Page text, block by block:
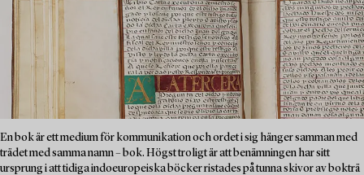
En bok är ett medium för kommunikation och ordet i sig hänger samman med
trädet med samma namn – bok. Högst troligt är att benämningen har sitt
ursprung i att tidiga indoeuropeiska böcker ristades på tunna skivor av bokträ